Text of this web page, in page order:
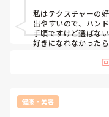
期, ICU, CCU,
経外科, GCU, 消
ペ室
私はテクスチャーの
出やすいので、ハン
手頃ですけど選ばな
好きになれなかった
増えたので、ディズ
イズしたり、美味し
健康・美容